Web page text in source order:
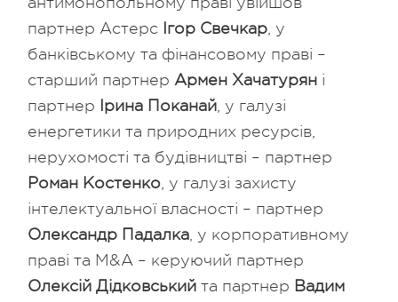
партнер Астерс Ігор Свечкар, у
банківському та фінансовому праві –
старший партнерАрмен Хачатурян і
партнер Ірина Поканай, у галузі
енергетики та природних ресурсів,
нерухомості та будівництві – партнер
Роман Костенко, у галузі захисту
інтелектуальної власності – партнер
Олександр Падалка, у корпоративному
праві та M&A – керуючий партнер
Олексій Дідковський та партнер Вадим